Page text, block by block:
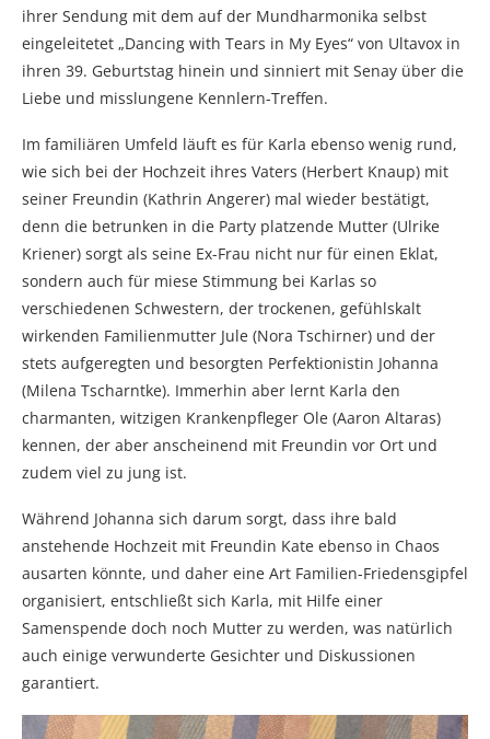
ihrer Sendung mit dem auf der Mundharmonika selbst
eingeleitetet „Dancing with Tears in My Eyes“ von Ultavox in
ihren 39. Geburtstag hinein und sinniert mit Senay über die
Liebe und misslungene Kennlern-Treffen.
Im familiären Umfeld läuft es für Karla ebenso wenig rund,
wie sich bei der Hochzeit ihres Vaters (Herbert Knaup) mit
seiner Freundin (Kathrin Angerer) mal wieder bestätigt,
denn die betrunken in die Party platzende Mutter (Ulrike
Kriener) sorgt als seine Ex-Frau nicht nur für einen Eklat,
sondern auch für miese Stimmung bei Karlas so
verschiedenen Schwestern, der trockenen, gefühlskalt
wirkenden Familienmutter Jule (Nora Tschirner) und der
stets aufgeregten und besorgten Perfektionistin Johanna
(Milena Tscharntke). Immerhin aber lernt Karla den
charmanten, witzigen Krankenpfleger Ole (Aaron Altaras)
kennen, der aber anscheinend mit Freundin vor Ort und
zudem viel zu jung ist.
Während Johanna sich darum sorgt, dass ihre bald
anstehende Hochzeit mit Freundin Kate ebenso in Chaos
ausarten könnte, und daher eine Art Familien-Friedensgipfel
organisiert, entschließt sich Karla, mit Hilfe einer
Samenspende doch noch Mutter zu werden, was natürlich
auch einige verwunderte Gesichter und Diskussionen
garantiert.